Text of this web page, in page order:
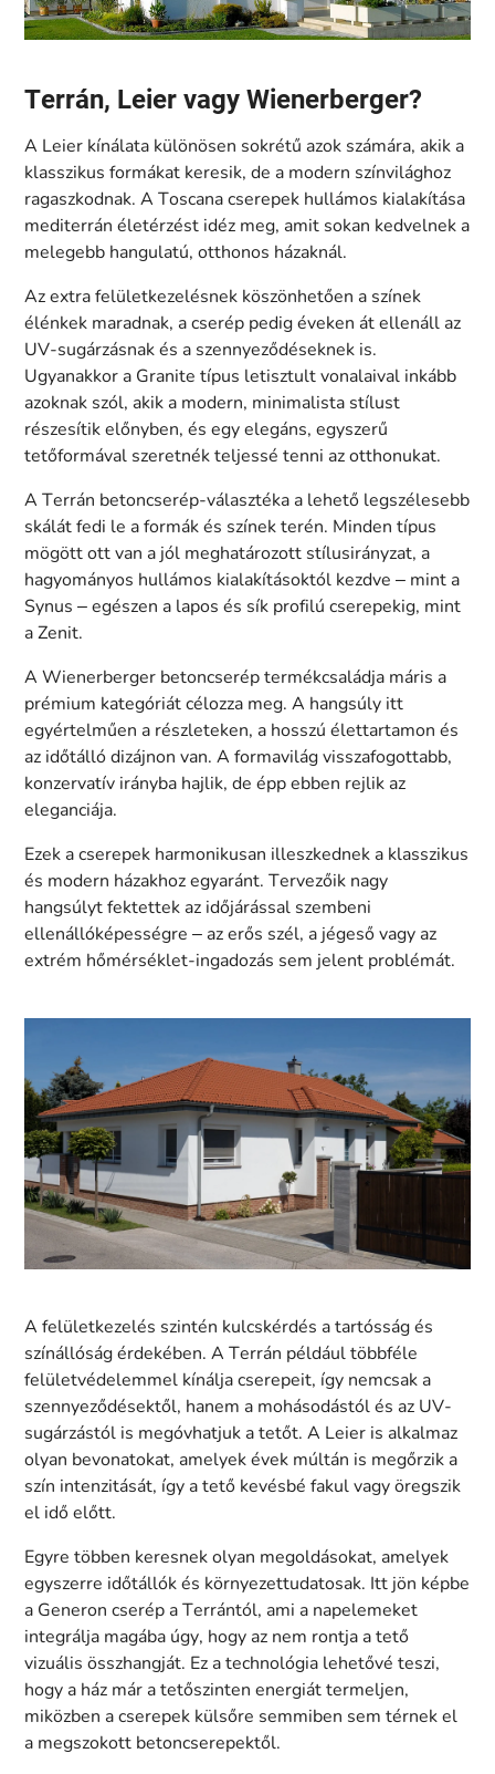
Terrán, Leier vagy Wienerberger?
A Leier kínálata különösen sokrétű azok számára, akik a
klasszikus formákat keresik, de a modern színvilághoz
ragaszkodnak. A Toscana cserepek hullámos kialakítása
mediterrán életérzést idéz meg, amit sokan kedvelnek a
melegebb hangulatú, otthonos házaknál.
Az extra felületkezelésnek köszönhetően a színek
élénkek maradnak, a cserép pedig éveken át ellenáll az
UV-sugárzásnak és a szennyeződéseknek is.
Ugyanakkor a Granite típus letisztult vonalaival inkább
azoknak szól, akik a modern, minimalista stílust
részesítik előnyben, és egy elegáns, egyszerű
tetőformával szeretnék teljessé tenni az otthonukat.
A Terrán betoncserép-választéka a lehető legszélesebb
skálát fedi le a formák és színek terén. Minden típus
mögött ott van a jól meghatározott stílusirányzat, a
hagyományos hullámos kialakításoktól kezdve – mint a
Synus – egészen a lapos és sík profilú cserepekig, mint
a Zenit.
A Wienerberger betoncserép termékcsaládja máris a
prémium kategóriát célozza meg. A hangsúly itt
egyértelműen a részleteken, a hosszú élettartamon és
az időtálló dizájnon van. A formavilág visszafogottabb,
konzervatív irányba hajlik, de épp ebben rejlik az
eleganciája.
Ezek a cserepek harmonikusan illeszkednek a klasszikus
és modern házakhoz egyaránt. Tervezőik nagy
hangsúlyt fektettek az időjárással szembeni
ellenállóképességre – az erős szél, a jégeső vagy az
extrém hőmérséklet-ingadozás sem jelent problémát.
A felületkezelés szintén kulcskérdés a tartósság és
színállóság érdekében. A Terrán például többféle
felületvédelemmel kínálja cserepeit, így nemcsak a
szennyeződésektől, hanem a mohásodástól és az UV-
sugárzástól is megóvhatjuk a tetőt. A Leier is alkalmaz
olyan bevonatokat, amelyek évek múltán is megőrzik a
szín intenzitását, így a tető kevésbé fakul vagy öregszik
el idő előtt.
Egyre többen keresnek olyan megoldásokat, amelyek
egyszerre időtállók és környezettudatosak. Itt jön képbe
a Generon cserép a Terrántól, ami a napelemeket
integrálja magába úgy, hogy az nem rontja a tető
vizuális összhangját. Ez a technológia lehetővé teszi,
hogy a ház már a tetőszinten energiát termeljen,
miközben a cserepek külsőre semmiben sem térnek el
a megszokott betoncserepektől.